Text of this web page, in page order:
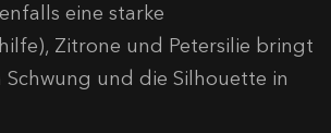
eine starke
Zitrone und Petersilie bringt
Schwung und die Silhouette in